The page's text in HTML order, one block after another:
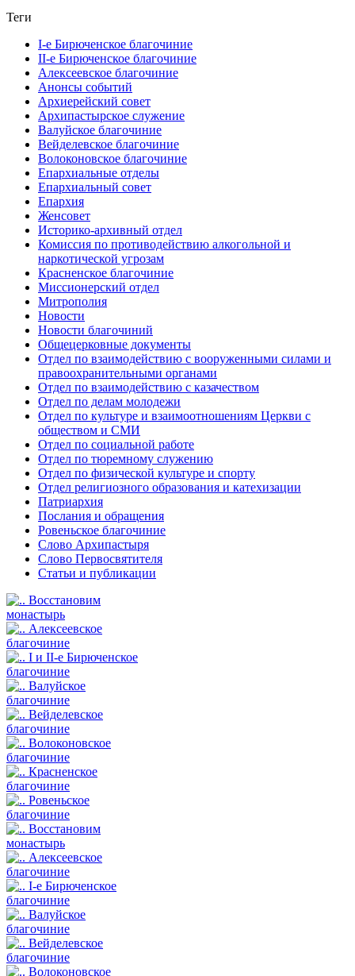
Теги
I-е Бирюченское благочиние
II-е Бирюченское благочиние
Алексеевское благочиние
Анонсы событий
Архиерейский совет
Архипастырское служение
Валуйское благочиние
Вейделевское благочиние
Волоконовское благочиние
Епархиальные отделы
Епархиальный совет
Епархия
Женсовет
Историко-архивный отдел
Комиссия по противодействию алкогольной и
наркотической угрозам
Красненское благочиние
Миссионерский отдел
Митрополия
Новости
Новости благочиний
Общецерковные документы
Отдел по взаимодействию с вооруженными силами и
правоохранительными органами
Отдел по взаимодействию с казачеством
Отдел по делам молодежи
Отдел по культуре и взаимоотношениям Церкви с
обществом и СМИ
Отдел по социальной работе
Отдел по тюремному служению
Отдел по физической культуре и спорту
Отдел религиозного образования и катехизации
Патриархия
Послания и обращения
Ровеньское благочиние
Слово Архипастыря
Слово Первосвятителя
Статьи и публикации
Восстановим
монастырь
Алексеевское
благочиние
I и II-е Бирюченское
благочиние
Валуйское
благочиние
Вейделевское
благочиние
Волоконовское
благочиние
Красненское
благочиние
Ровеньское
благочиние
Восстановим
монастырь
Алексеевское
благочиние
I-е Бирюченское
благочиние
Валуйское
благочиние
Вейделевское
благочиние
Волоконовское